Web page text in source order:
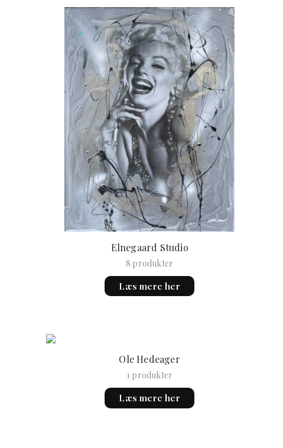
Elnegaard Studio
8 produkter
Læs mere her
Ole Hedeager
1 produkter
Læs mere her